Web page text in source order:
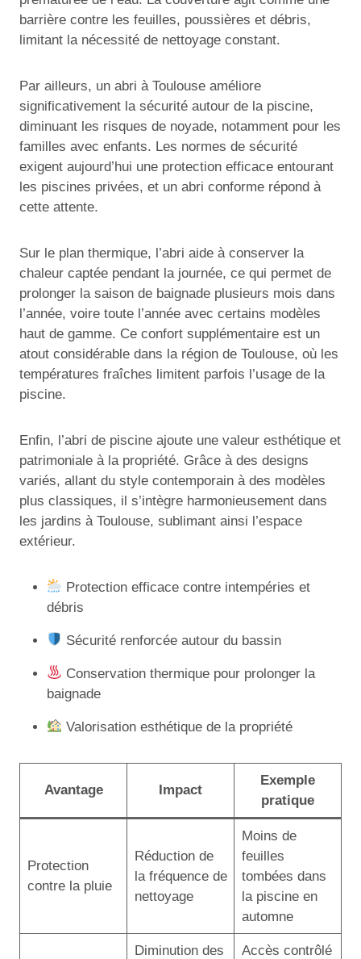
barrière contre les feuilles, poussières et débris,
limitant la nécessité de nettoyage constant.
Par ailleurs, un abri à Toulouse améliore
significativement la sécurité autour de la piscine,
diminuant les risques de noyade, notamment pour les
familles avec enfants. Les normes de sécurité
exigent aujourd’hui une protection efficace entourant
les piscines privées, et un abri conforme répond à
cette attente.
Sur le plan thermique, l’abri aide à conserver la
chaleur captée pendant la journée, ce qui permet de
prolonger la saison de baignade plusieurs mois dans
l’année, voire toute l’année avec certains modèles
haut de gamme. Ce confort supplémentaire est un
atout considérable dans la région de Toulouse, où les
températures fraîches limitent parfois l’usage de la
piscine.
Enfin, l’abri de piscine ajoute une valeur esthétique et
patrimoniale à la propriété. Grâce à des designs
variés, allant du style contemporain à des modèles
plus classiques, il s’intègre harmonieusement dans
les jardins à Toulouse, sublimant ainsi l’espace
extérieur.
Protection efficace contre intempéries et
débris
Sécurité renforcée autour du bassin
Conservation thermique pour prolonger la
baignade
Valorisation esthétique de la propriété
Avantage Impact
Exemple
pratique
Protection
contre la pluie
Réduction de
la fréquence de
nettoyage
Moins de
feuilles
tombées dans
la piscine en
automne
Diminution des
Accès contrôlé